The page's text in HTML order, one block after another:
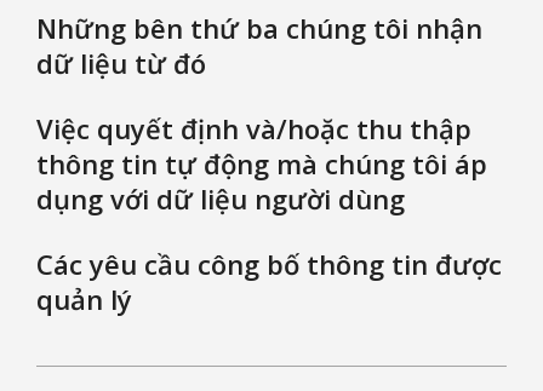
Những bên thứ ba chúng tôi nhận
dữ liệu từ đó
Việc quyết định và/hoặc thu thập
thông tin tự động mà chúng tôi áp
dụng với dữ liệu người dùng
Các yêu cầu công bố thông tin được
quản lý